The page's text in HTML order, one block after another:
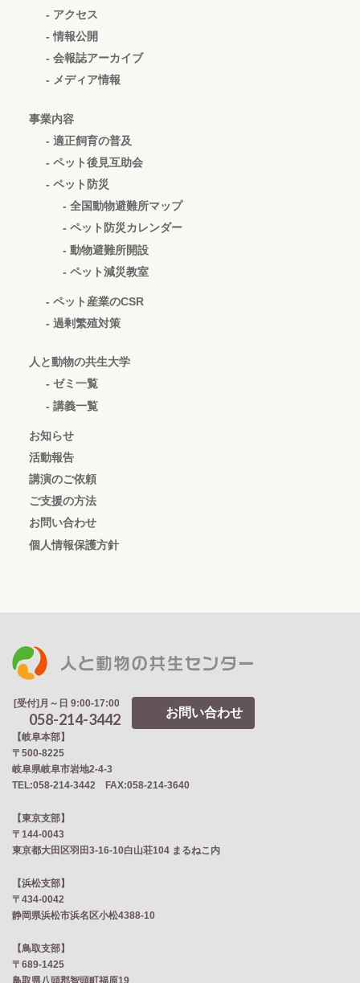
- アクセス
- 情報公開
- 会報誌アーカイブ
- メディア情報
事業内容
- 適正飼育の普及
- ペット後見互助会
- ペット防災
- 全国動物避難所マップ
- ペット防災カレンダー
- 動物避難所開設
- ペット減災教室
- ペット産業のCSR
- 過剰繁殖対策
人と動物の共生大学
- ゼミ一覧
- 講義一覧
お知らせ
活動報告
講演のご依頼
ご支援の方法
お問い合わせ
個人情報保護方針
[受付]月～日 9:00-17:00
058-214-3442 お問い合わせ
【岐阜本部】
〒500-8225
岐阜県岐阜市岩地2‐4‐3
TEL:058-214-3442 FAX:058-214-3640
【東京支部】
〒144-0043
東京都大田区羽田3-16-10白山荘104 まるねこ内
【浜松支部】
〒434-0042
静岡県浜松市浜名区小松4388-10
【鳥取支部】
〒689-1425
鳥取県八頭郡智頭町福原19